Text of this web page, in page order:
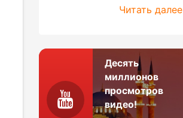
Читать далее
Десять
миллионов
просмотров
видео!